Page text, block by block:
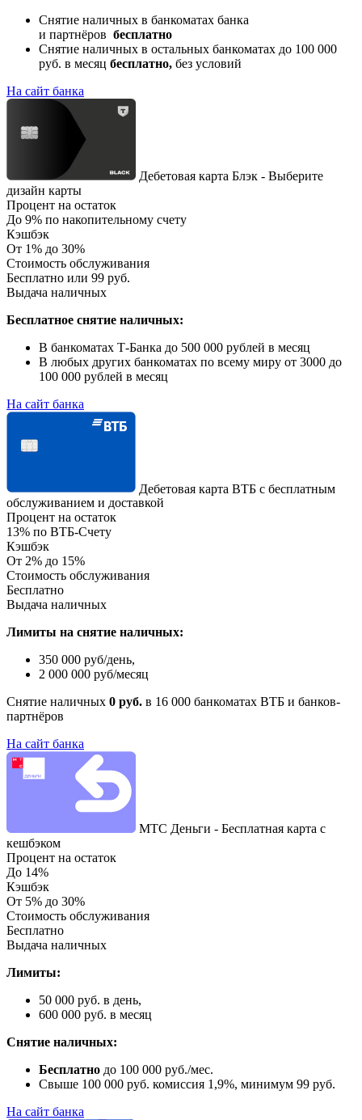
Снятие наличных в банкоматах банка
и партнёров бесплатно
Снятие наличных в остальных банкоматах до 100 000
руб. в месяц бесплатно, без условий
На сайт банка
Дебетовая карта Блэк - Выберите
дизайн карты
Процент на остаток
До 9% по накопительному счету
Кэшбэк
От 1% до 30%
Стоимость обслуживания
Бесплатно или 99 руб.
Выдача наличных
Бесплатное снятие наличных:
В банкоматах Т-Банка до 500 000 рублей в месяц
В любых других банкоматах по всему миру от 3000 до
100 000 рублей в месяц
На сайт банка
Дебетовая карта ВТБ с бесплатным
обслуживанием и доставкой
Процент на остаток
13% по ВТБ-Счету
Кэшбэк
От 2% до 15%
Стоимость обслуживания
Бесплатно
Выдача наличных
Лимиты на снятие наличных:
350 000 руб/день,
2 000 000 руб/месяц
Снятие наличных 0 руб. в 16 000 банкоматах ВТБ и банков-
партнёров
На сайт банка
МТС Деньги - Бесплатная карта с
кешбэком
Процент на остаток
До 14%
Кэшбэк
От 5% до 30%
Стоимость обслуживания
Бесплатно
Выдача наличных
Лимиты:
50 000 руб. в день,
600 000 руб. в месяц
Снятие наличных:
Бесплатно до 100 000 руб./мес.
Свыше 100 000 руб. комиссия 1,9%, минимум 99 руб.
На сайт банка